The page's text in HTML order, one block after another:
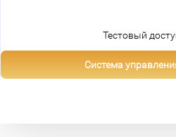
Тестовый
Система